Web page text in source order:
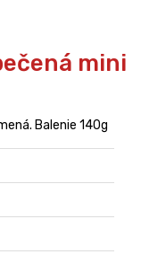
mini
Balenie 140g